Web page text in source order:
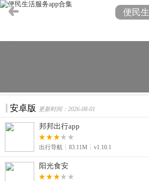
的美食、预约家政服务，还是想要便捷地
交通违章，这款合集都能提供一应俱全的
赶快下载体验，让生活变得更加轻松便捷
便民
安卓版 更新时间：2026-08-01
邦邦出行app
出行导航 83.11M v1.10.1
阳光食安